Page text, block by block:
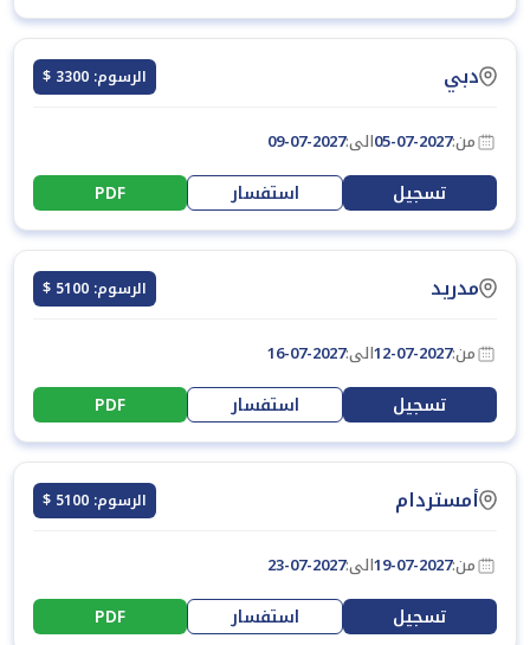
دبي الرسوم: 3300 $
من:05-07-2027الى:09-07-2027
تسجيل استفسار PDF
مدريد الرسوم: 5100 $
من:12-07-2027الى:16-07-2027
تسجيل استفسار PDF
أمستردام الرسوم: 5100 $
من:19-07-2027الى:23-07-2027
تسجيل استفسار PDF